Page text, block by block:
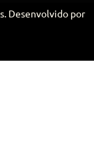
Desenvolvido por